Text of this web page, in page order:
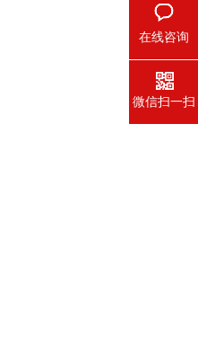
在线咨询
微信扫一扫